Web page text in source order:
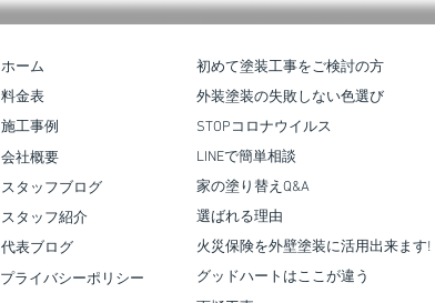
合志市須屋｜屋根葺き替え・外壁
ホーム
料金表
施工事例
会社概要
スタッフブログ
スタッフ紹介
代表ブログ
プライバシーポリシー
初めて塗装工事をご検討の方
外装塗装の失敗しない色選び
STOPコロナウイルス
LINEで簡単相談
家の塗り替えQ&A
選ばれる理由
火災保険を外壁塗装に活用出来ます!
グッドハートはここが違う